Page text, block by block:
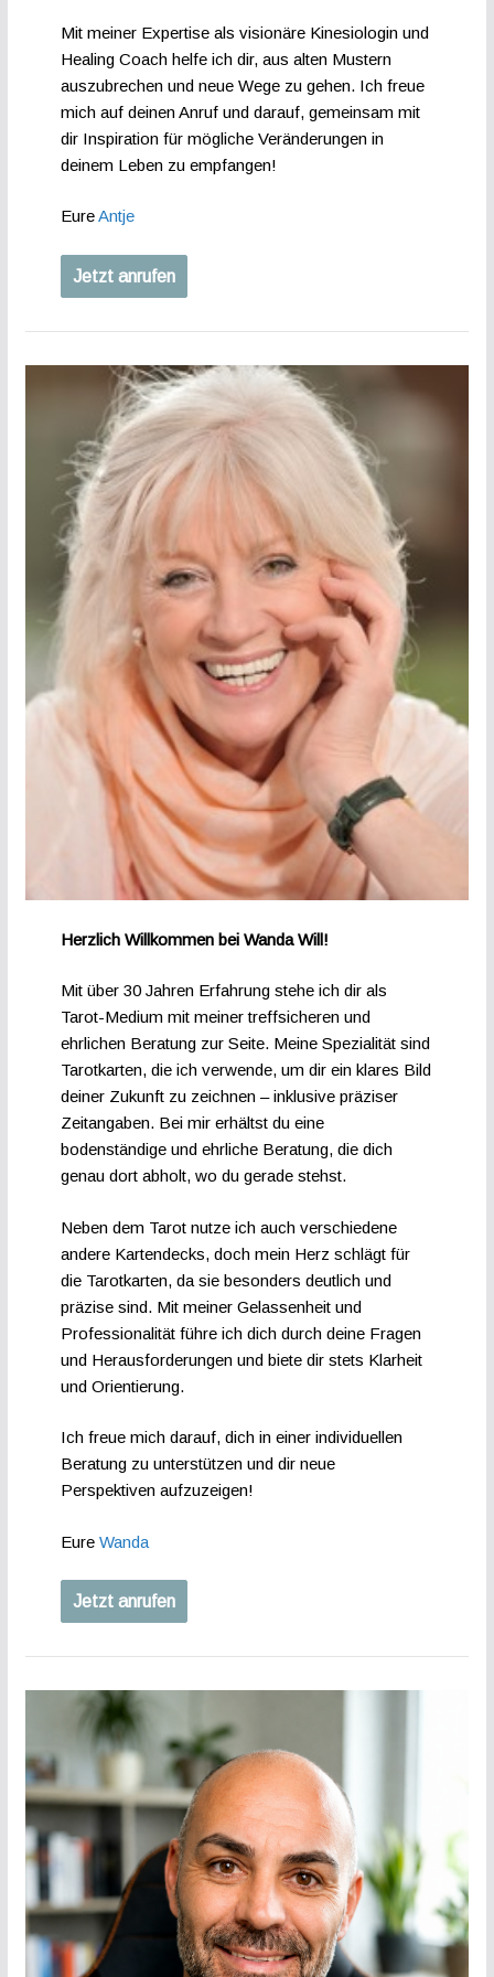
Mit meiner Expertise als visionäre Kinesiologin und
Healing Coach helfe ich dir, aus alten Mustern
auszubrechen und neue Wege zu gehen. Ich freue
mich auf deinen Anruf und darauf, gemeinsam mit
dir Inspiration für mögliche Veränderungen in
deinem Leben zu empfangen!
EureAntje
Jetzt anrufen
Herzlich Willkommen bei Wanda Will!
Mit über 30 Jahren Erfahrung stehe ich dir als
Tarot-Medium mit meiner treffsicheren und
ehrlichen Beratung zur Seite. Meine Spezialität sind
Tarotkarten, die ich verwende, um dir ein klares Bild
deiner Zukunft zu zeichnen – inklusive präziser
Zeitangaben. Bei mir erhältst du eine
bodenständige und ehrliche Beratung, die dich
genau dort abholt, wo du gerade stehst.
Neben dem Tarot nutze ich auch verschiedene
andere Kartendecks, doch mein Herz schlägt für
die Tarotkarten, da sie besonders deutlich und
präzise sind. Mit meiner Gelassenheit und
Professionalität führe ich dich durch deine Fragen
und Herausforderungen und biete dir stets Klarheit
und Orientierung.
Ich freue mich darauf, dich in einer individuellen
Beratung zu unterstützen und dir neue
Perspektiven aufzuzeigen!
Eure Wanda
Jetzt anrufen